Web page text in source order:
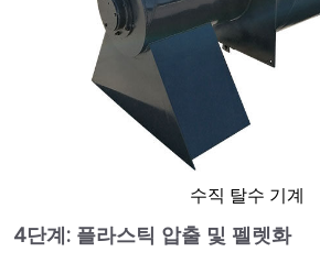
수직 탈수 기계
4단계: 플라스틱 압출 및 펠렛화